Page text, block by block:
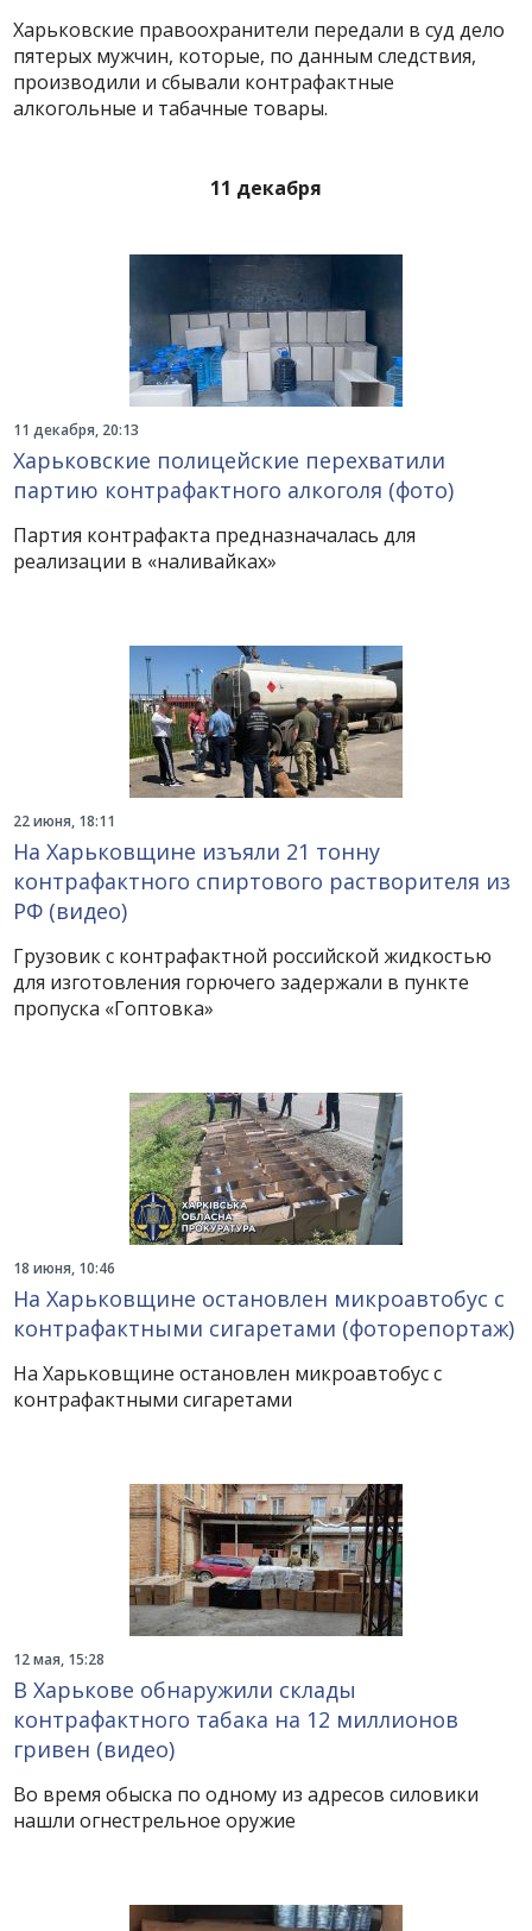
Харьковские правоохранители передали в суд дело
пятерых мужчин, которые, по данным следствия,
производили и сбывали контрафактные
алкогольные и табачные товары.
11 декабря
11 декабря, 20:13
Харьковские полицейские перехватили
партию контрафактного алкоголя (фото)
Партия контрафакта предназначалась для
реализации в «наливайках»
22 июня, 18:11
На Харьковщине изъяли 21 тонну
контрафактного спиртового растворителя из
РФ (видео)
Грузовик с контрафактной российской жидкостью
для изготовления горючего задержали в пункте
пропуска «Гоптовка»
18 июня, 10:46
На Харьковщине остановлен микроавтобус с
контрафактными сигаретами (фоторепортаж)
На Харьковщине остановлен микроавтобус с
контрафактными сигаретами
12 мая, 15:28
В Харькове обнаружили склады
контрафактного табака на 12 миллионов
гривен (видео)
Во время обыска по одному из адресов силовики
нашли огнестрельное оружие